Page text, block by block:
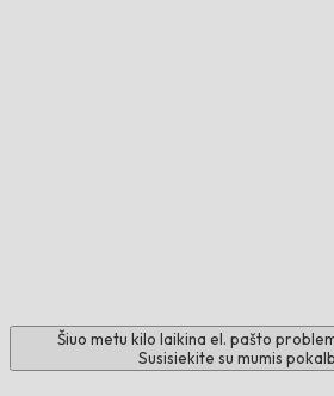
Šiuo metu kilo laikina el. pašto
Susisiekite su mumis